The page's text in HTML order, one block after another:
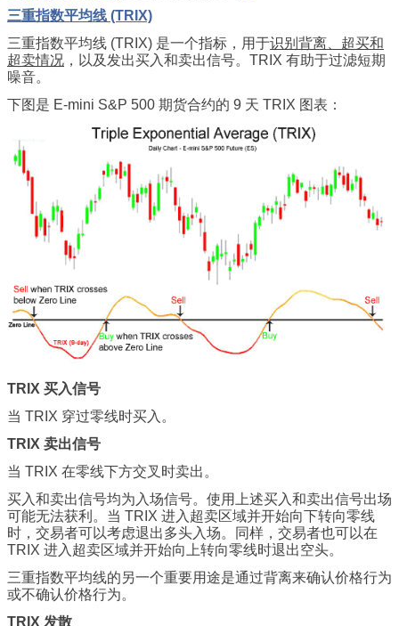
三重指数平均线 (TRIX)
三重指数平均线 (TRIX) 是一个指标，用于识别背离、超买和
超卖情况 ，以及发出买入和卖出信号。TRIX 有助于过滤短期
噪音。
下图是 E-mini S&P 500 期货合约的 9 天 TRIX 图表：
TRIX 买入信号
当 TRIX 穿过零线时买入。
TRIX 卖出信号
当 TRIX 在零线下方交叉时卖出。
买入和卖出信号均为入场信号。使用上述买入和卖出信号出场
可能无法获利。当 TRIX 进入超卖区域并开始向下转向零线
时，交易者可以考虑退出多头入场。同样，交易者也可以在
TRIX 进入超卖区域并开始向上转向零线时退出空头。
三重指数平均线的另一个重要用途是通过背离来确认价格行为
或不确认价格行为。
TRIX 发散